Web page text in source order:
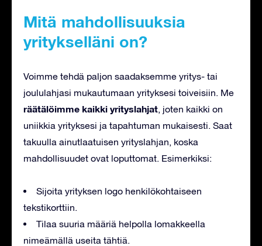
Mitä mahdollisuuksia
yritykselläni on?
Voimme tehdä paljon saadaksemme yritys- tai
joululahjasi mukautumaan yrityksesi toiveisiin. Me
räätälöimme kaikki yrityslahjat, joten kaikki on
uniikkia yrityksesi ja tapahtuman mukaisesti. Saat
takuulla ainutlaatuisen yrityslahjan, koska
mahdollisuudet ovat loputtomat. Esimerkiksi:
Sijoita yrityksen logo henkilökohtaiseen
tekstikorttiin.
Tilaa suuria määriä helpolla lomakkeella
nimeämällä useita tähtiä.